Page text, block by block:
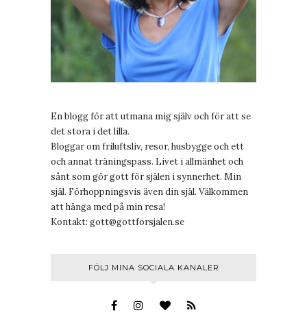
En blogg för att utmana mig själv och för att se
det stora i det lilla.
Bloggar om friluftsliv, resor, husbygge och ett
och annat träningspass. Livet i allmänhet och
sånt som gör gott för själen i synnerhet. Min
själ. Förhoppningsvis även din själ. Välkommen
att hänga med på min resa!
Kontakt: gott@gottforsjalen.se
FÖLJ MINA SOCIALA KANALER